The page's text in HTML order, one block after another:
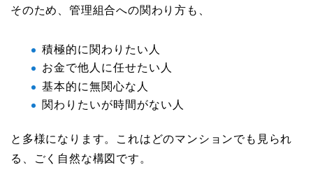
そのため、管理組合への関わり方も、
積極的に関わりたい人
お金で他人に任せたい人
基本的に無関心な人
関わりたいが時間がない人
と多様になります。これはどのマンションでも見られ
る、ごく自然な構図です。